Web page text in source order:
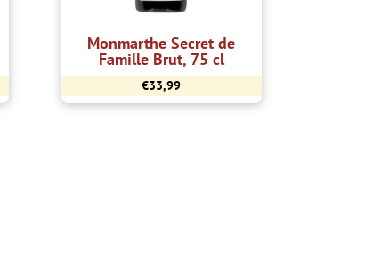
Monmarthe Secret de
Famille Brut, 75 cl
€33,99